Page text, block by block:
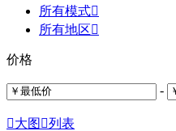
所有模式
所有地区
价格
-
大图 列表